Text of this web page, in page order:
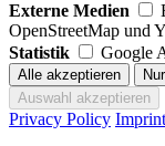
Externe Medien
OpenStreetMap und
Statistik
Google
Privacy Policy Imprint